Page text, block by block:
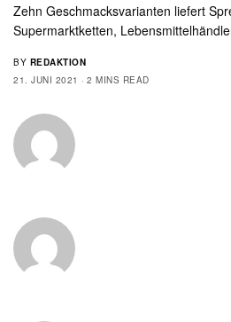
Zehn Geschmacksvarianten liefert
Supermarktketten,
BY REDAKTION
21. JUNI 2021
2 MINS READ